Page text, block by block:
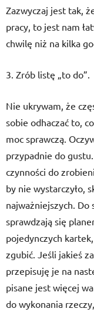
Zazwyczaj jest tak,
pracy, to jest nam
chwilę niż na kilka
3. Zrób listę „to do”.
Nie ukrywam, że
sobie odhaczać to,
moc sprawczą.
przypadnie do
czynności do
by nie wystarczyło,
najważniejszych.
sprawdzają się
pojedynczych
zgubić. Jeśli jakieś
przepisuję je na
pisane jest więcej
do wykonania